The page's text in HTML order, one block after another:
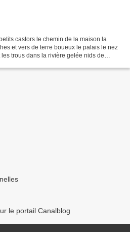
castors le chemin de la maison la
et vers de terre boueux le palais le nez
trous dans la rivière gelée nids de
le portail Canalblog